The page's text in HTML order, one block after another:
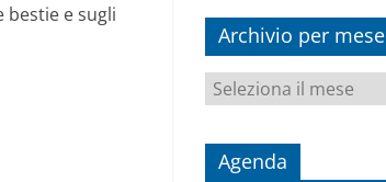
bestie e sugli
Archivio per mese
Archivio
per
Agenda